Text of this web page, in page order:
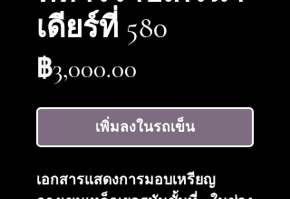
เดียร์ที่ 580
฿3,000.00
เพิ่มลงในรถเข็น
เอกสารแสดงการมอบเหรียญ